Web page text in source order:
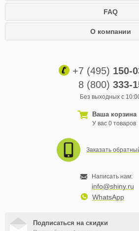
FAQ
О компании
+7 (495) 150-
8 (800) 333-
Без выходных с
Ваша корзина
У вас 0 товаров
Заказать
Написать нам:
info@shiny.ru
WhatsApp
Подписаться на скидки